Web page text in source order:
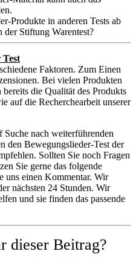
Produkte in anderen Tests ab
Stiftung Warentest?
Test
Faktoren. Zum Einen
Bei vielen Produkten
die Qualität des Produkts
auf die Recherchearbeit unserer
nach weiterführenden
den Bewegungslieder-Test der
Sollten Sie noch Fragen
Sie gerne das folgende
uns einen Kommentar. Wir
nächsten 24 Stunden. Wir
und sie finden das passende
dieser Beitrag?